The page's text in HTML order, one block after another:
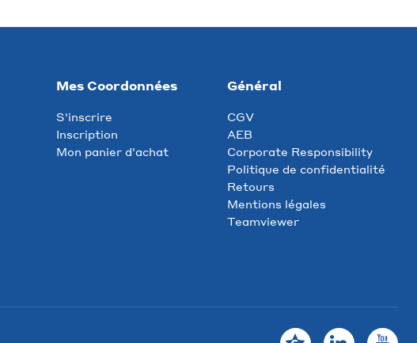
Mes Coordonnées
S'inscrire
Inscription
Mon panier d'achat
Général
CGV
AEB
Corporate Responsibility
Politique de confidentialité
Retours
Mentions légales
Teamviewer